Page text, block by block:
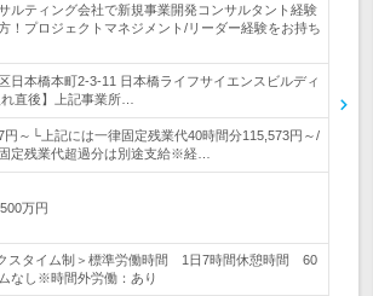
ルティング会社で新規事業開発コンサルタント経験
！プロジェクトマネジメント/リーダー経験をお持ち
日本橋本町2-3-11 日本橋ライフサイエンスビルディ
直後】上記事業所…
円～└上記には一律固定残業代40時間分115,573円～/
定残業代超過分は別途支給※経…
万円
スタイム制＞標準労働時間 1日7時間休憩時間 60
なし※時間外労働：あり